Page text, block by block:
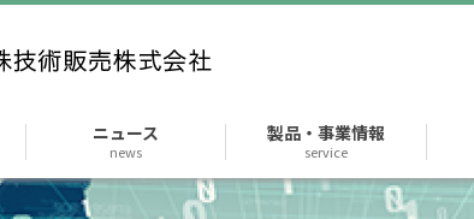
ニュース
news
製品・事業情報
service